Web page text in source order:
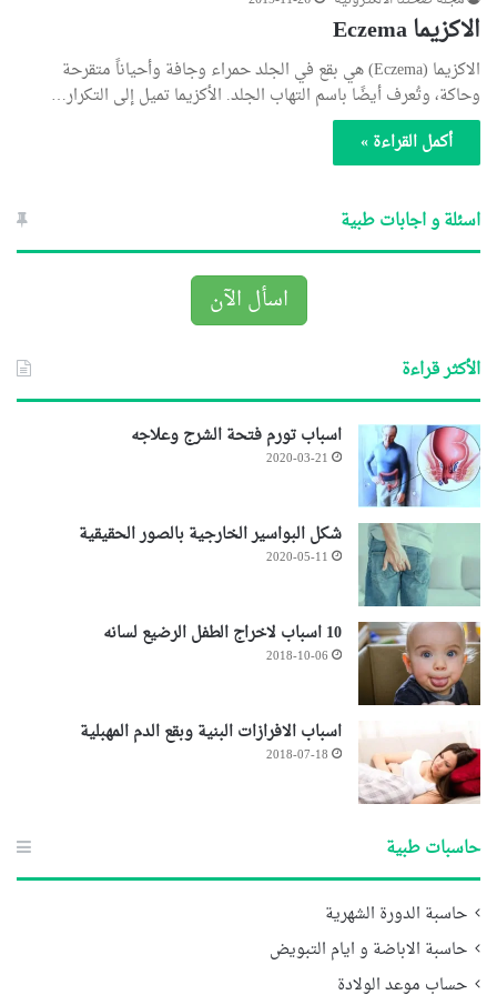
الاكزيما Eczema
الاكزيما (Eczema) هي بقع في الجلد حمراء وجافة وأحياناً متقرحة
وحاكة، وتُعرف أيضًا باسم التهاب الجلد. الأكزيما تميل إلى التكرار…
أكمل القراءة »
اسئلة و اجابات طبية
اسأل الآن
الأكثر قراءة
اسباب تورم فتحة الشرج وعلاجه
2020-03-21
شكل البواسير الخارجية بالصور الحقيقية
2020-05-11
10 اسباب لاخراج الطفل الرضيع لسانه
2018-10-06
اسباب الافرازات البنية وبقع الدم المهبلية
2018-07-18
حاسبات طبية
حاسبة الدورة الشهرية
حاسبة الاباضة و ايام التبويض
حساب موعد الولادة